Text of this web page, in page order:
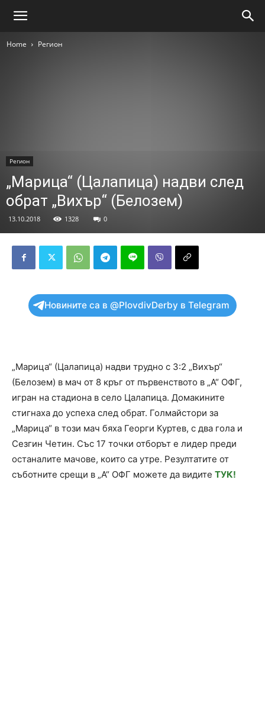
Home Регион
Регион
„Марица“ (Цалапица) надви след
обрат „Вихър“ (Белозем)
13.10.2018 1328 0
Новините са в @PlovdivDerby в Telegram
„Марица“ (Цалапица) надви трудно с 3:2 „Вихър“
(Белозем) в мач от 8 кръг от първенството в „А“ ОФГ,
игран на стадиона в село Цалапица. Домакините
стигнаха до успеха след обрат. Голмайстори за
„Марица“ в този мач бяха Георги Куртев, с два гола и
Сезгин Четин. Със 17 точки отборът е лидер преди
останалите мачове, които са утре. Резултатите от
съботните срещи в „А“ ОФГ можете да видите ТУК!